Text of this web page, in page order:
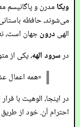
ویکامدرن و پاگانیسم
می‌شوند، حافظه
الهیدرونجهان است،
درسرود الهه، یکی از
«همه اعمال
در اینجا، الوهیت با
احترام آن. خود از